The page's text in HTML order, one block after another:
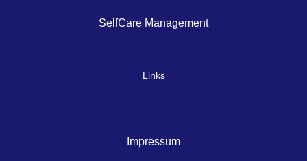
SelfCare Management
Links
Impressum